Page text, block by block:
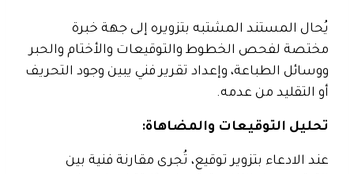
يُحال المستند المشتبه بتزويره إلى جهة خبرة
مختصة لفحص الخطوط والتوقيعات والأختام والحبر
ووسائل الطباعة، وإعداد تقرير فني يبين وجود التحريف
أو التقليد من عدمه.
تحليل التوقيعات والمضاهاة:
عند الادعاء بتزوير توقيع، تُجرى مقارنة فنية بين